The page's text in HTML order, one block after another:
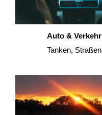
Auto & Verkehr
Tanken, Straßen